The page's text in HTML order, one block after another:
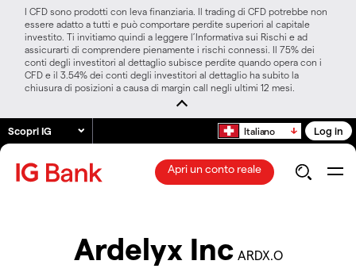
I CFD sono prodotti con leva finanziaria. Il trading di CFD potrebbe non
essere adatto a tutti e può comportare perdite superiori al capitale
investito. Ti invitiamo quindi a leggere l’Informativa sui Rischi e ad
assicurarti di comprendere pienamente i rischi connessi. Il 75% dei
conti degli investitori al dettaglio subisce perdite quando opera con i
CFD e il 3.54% dei conti degli investitori al dettaglio ha subito la
chiusura di posizioni a causa di margin call negli ultimi 12 mesi.
Scopri IG Italiano Log in
Apri un conto reale
Ardelyx Inc ARDX.O